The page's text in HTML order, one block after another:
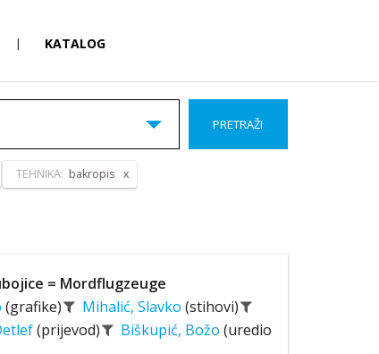
| KATALOG
PRETRAŽI
TEHNIKA: bakropis
= Mordflugzeuge
(grafike) Mihalić, Slavko (stihovi)
(prijevod) Biškupić, Božo (uredio